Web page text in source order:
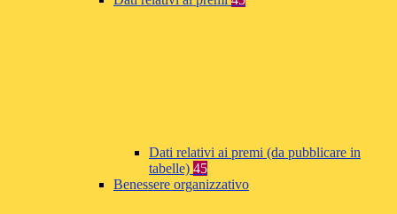
Dati relativi ai premi (da pubblicare in
tabelle) 45
Benessere organizzativo